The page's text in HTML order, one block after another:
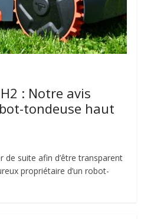
: Notre avis
tondeuse haut
de suite afin d’être transparent
propriétaire d’un robot-